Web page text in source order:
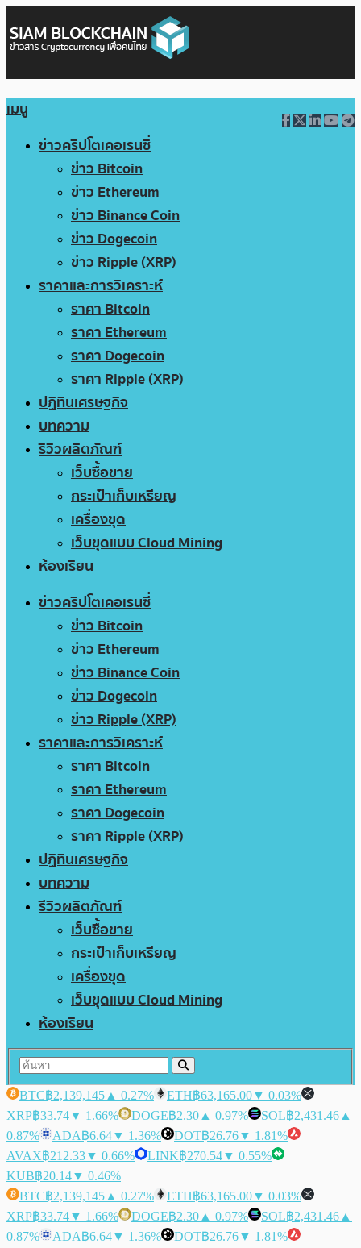
เมนู
ข่าวคริปโตเคอเรนซี่
ข่าว Bitcoin
ข่าว Ethereum
ข่าว Binance Coin
ข่าว Dogecoin
ข่าว Ripple (XRP)
ราคาและการวิเคราะห์
ราคา Bitcoin
ราคา Ethereum
ราคา Dogecoin
ราคา Ripple (XRP)
ปฏิทินเศรษฐกิจ
บทความ
รีวิวผลิตภัณฑ์
เว็บซื้อขาย
กระเป๋าเก็บเหรียญ
เครื่องขุด
เว็บขุดแบบ Cloud Mining
ห้องเรียน
ข่าวคริปโตเคอเรนซี่
ข่าว Bitcoin
ข่าว Ethereum
ข่าว Binance Coin
ข่าว Dogecoin
ข่าว Ripple (XRP)
ราคาและการวิเคราะห์
ราคา Bitcoin
ราคา Ethereum
ราคา Dogecoin
ราคา Ripple (XRP)
ปฏิทินเศรษฐกิจ
บทความ
รีวิวผลิตภัณฑ์
เว็บซื้อขาย
กระเป๋าเก็บเหรียญ
เครื่องขุด
เว็บขุดแบบ Cloud Mining
ห้องเรียน
BTC฿2,139,145 ▲ 0.27% ETH฿63,165.00▼ 0.03%
XRP฿33.74▼ 1.66% DOGE฿2.30 ▲ 0.97% SOL฿2,431.46 ▲
0.87%
ADA฿6.64▼ 1.36% DOT฿26.76▼ 1.81%
AVAX฿212.33▼ 0.66% LINK฿270.54▼ 0.55%
KUB฿20.14▼ 0.46%
BTC฿2,139,145 ▲ 0.27% ETH฿63,165.00▼ 0.03%
XRP฿33.74▼ 1.66% DOGE฿2.30 ▲ 0.97% SOL฿2,431.46 ▲
0.87%
ADA฿6.64▼ 1.36% DOT฿26.76▼ 1.81%